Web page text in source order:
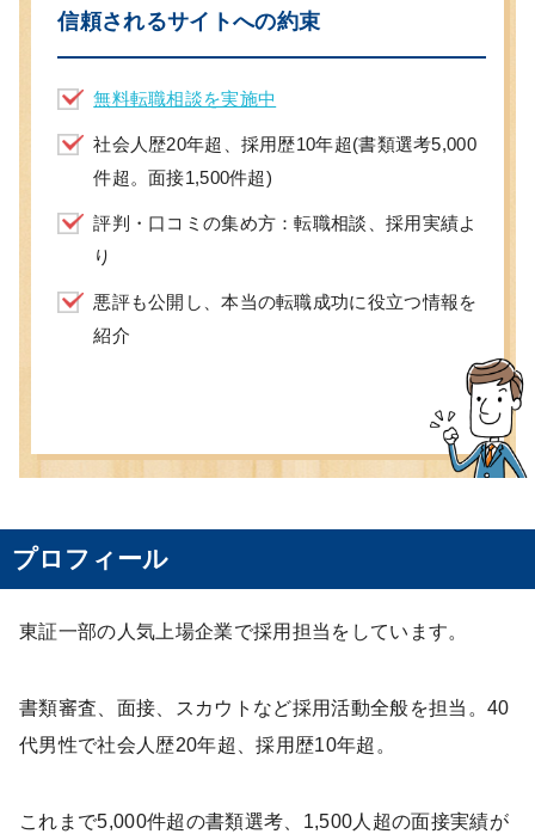
信頼されるサイトへの約束
無料転職相談を実施中
社会人歴20年超、採用歴10年超(書類選考5,000
件超。面接1,500件超)
評判・口コミの集め方：転職相談、採用実績よ
り
悪評も公開し、本当の転職成功に役立つ情報を
紹介
プロフィール
東証一部の人気上場企業で採用担当をしています。
書類審査、面接、スカウトなど採用活動全般を担当。40
代男性で社会人歴20年超、採用歴10年超。
これまで5,000件超の書類選考、1,500人超の面接実績が